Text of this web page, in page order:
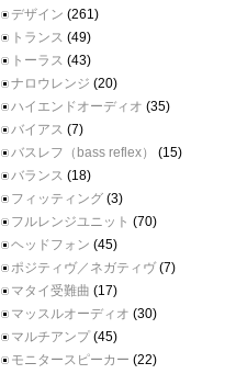
デザイン (261)
トランス (49)
トーラス (43)
ナロウレンジ (20)
ハイエンドオーディオ (35)
バイアス (7)
バスレフ（bass reflex）
(15)
バランス (18)
フィッティング (3)
フルレンジユニット (70)
ヘッドフォン (45)
ポジティヴ／ネガティヴ(7)
マタイ受難曲 (17)
マッスルオーディオ (30)
マルチアンプ (45)
モニタースピーカー (22)